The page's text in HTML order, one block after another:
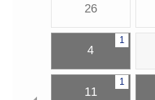
26
1
4
1
11